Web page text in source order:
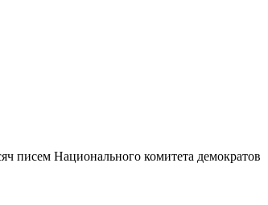
писем Национального комитета демократов